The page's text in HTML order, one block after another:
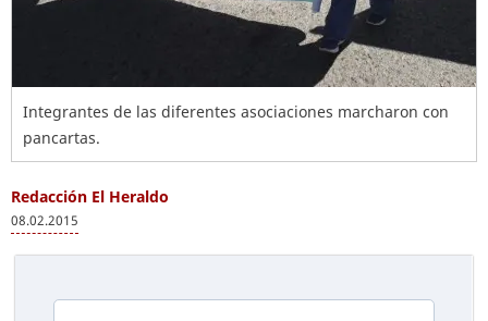
Integrantes de las diferentes asociaciones marcharon con
pancartas.
Redacción El Heraldo
08.02.2015